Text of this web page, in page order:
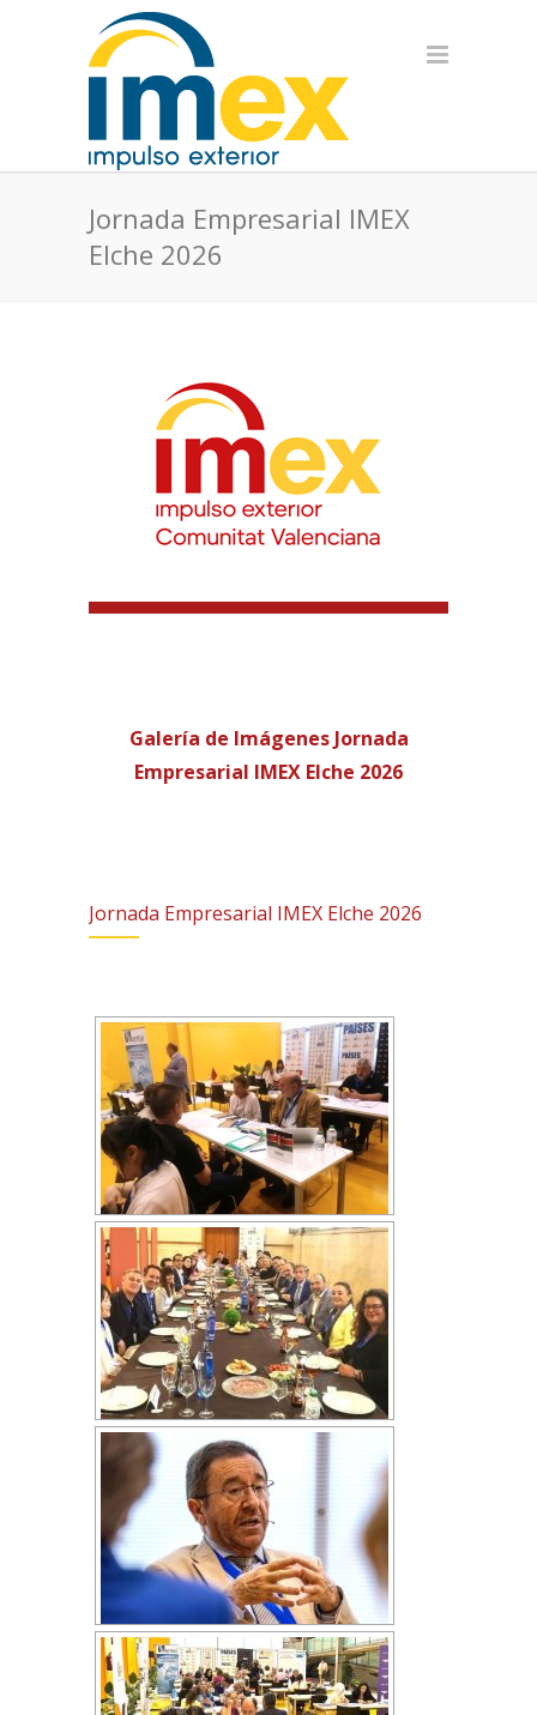
Jornada Empresarial IMEX
Elche 2026
Galería de Imágenes Jornada
Empresarial IMEX Elche 2026
Jornada Empresarial IMEX Elche 2026